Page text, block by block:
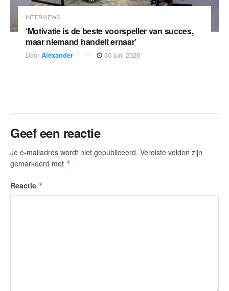
INTERVIEWS
‘Motivatie is de beste voorspeller van succes,
maar niemand handelt ernaar’
Door Alexander 30 juni 2026
Geef een reactie
Je e-mailadres wordt niet gepubliceerd. Vereiste velden zijn
gemarkeerd met *
Reactie *